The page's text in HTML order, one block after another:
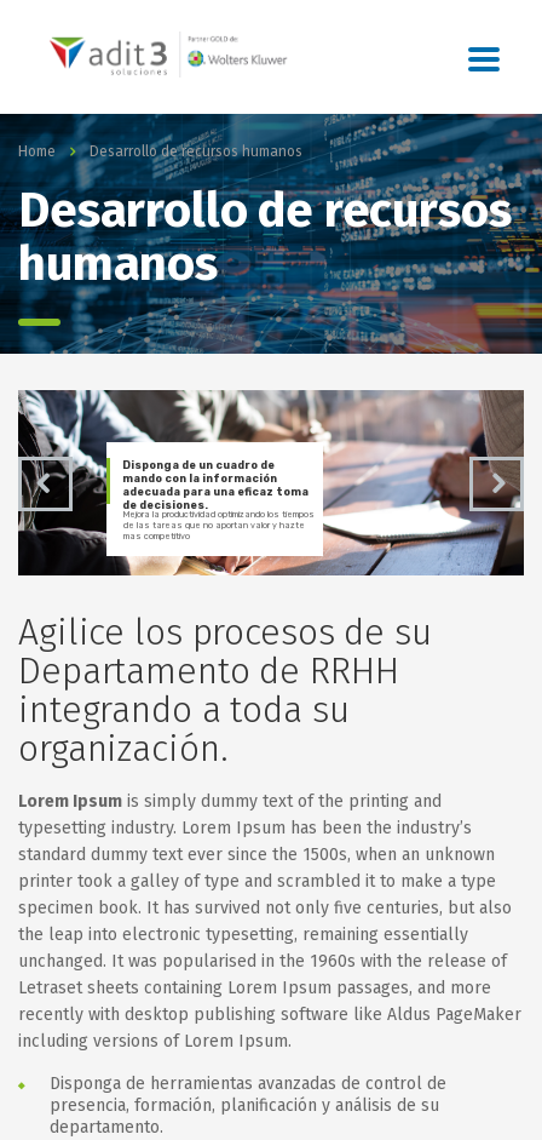
Home Desarrollo de recursos humanos
Desarrollo de recursos
humanos
Disponga de un cuadro de
mando con la información
adecuada para una eficaz toma
de decisiones.
Mejora la productividad optimizando los tiempos
de las tareas que no aportan valor y hazte
mas competitivo
Agilice los procesos de su
Departamento de RRHH
integrando a toda su
organización.
Lorem Ipsum is simply dummy text of the printing and
typesetting industry. Lorem Ipsum has been the industry’s
standard dummy text ever since the 1500s, when an unknown
printer took a galley of type and scrambled it to make a type
specimen book. It has survived not only five centuries, but also
the leap into electronic typesetting, remaining essentially
unchanged. It was popularised in the 1960s with the release of
Letraset sheets containing Lorem Ipsum passages, and more
recently with desktop publishing software like Aldus PageMaker
including versions of Lorem Ipsum.
Disponga de herramientas avanzadas de control de
presencia, formación, planificación y análisis de su
departamento.